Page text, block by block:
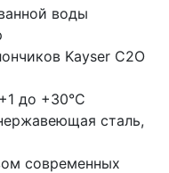
воды
Kayser C2O
до +30°C
сталь,
современных